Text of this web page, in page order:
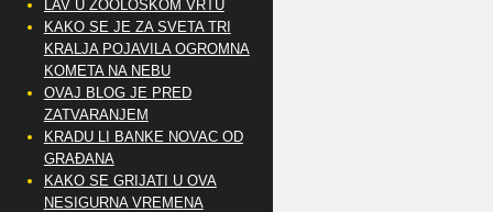
LAV U ZOOLOŠKOM VRTU
KAKO SE JE ZA SVETA TRI
KRALJA POJAVILA OGROMNA
KOMETA NA NEBU
OVAJ BLOG JE PRED
ZATVARANJEM
KRADU LI BANKE NOVAC OD
GRAĐANA
KAKO SE GRIJATI U OVA
NESIGURNA VREMENA